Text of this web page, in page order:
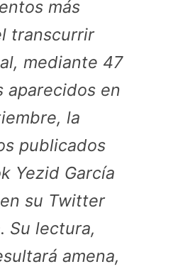
más
transcurrir
mediante 47
aparecidos en
la
publicados
Yezid García
su Twitter
Su lectura,
amena,